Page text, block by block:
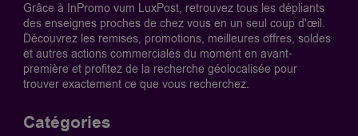
Grâce à InPromo vum LuxPost, retrouvez tous les dépliants
des enseignes proches de chez vous en un seul coup d'œil.
Découvrez les remises, promotions, meilleures offres, soldes
et autres actions commerciales du moment en avant-
première et profitez de la recherche géolocalisée pour
trouver exactement ce que vous recherchez.
Catégories